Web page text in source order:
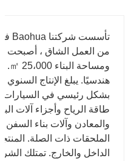
بشكل رئيسي في السيارات
طاقة الرياح وأجزاء آلات
والمعادن وآلات بناء السفن
الملحقات ذات الصلة.
الداخل والخارج. تمتلك